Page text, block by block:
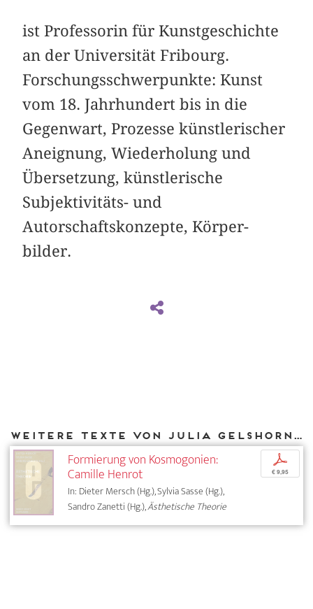
ist Professorin für Kunstgeschichte
an der Universität Fribourg.
Forschungsschwerpunkte: Kunst
vom 18. Jahrhundert bis in die
Gegenwart, Prozesse künstlerischer
Aneignung, Wiederholung und
Übersetzung, künstlerische
Subjektivitäts- und
Autorschaftskonzepte, Körper­
bilder.
Weitere Texte von Julia Gelshorn bei DIAPHANES
Formierung von Kosmogonien:
Camille Henrot
In: Dieter Mersch (Hg.), Sylvia Sasse (Hg.),
Sandro Zanetti (Hg.),Ästhetische Theorie
p
€ 9,95